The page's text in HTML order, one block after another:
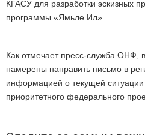
КГАСУ для разработки эскизных
программы «Ямьле Ил».
Как отмечает пресс-служба ОНФ,
намерены направить письмо в
информацией о текущей
приоритетного федерального